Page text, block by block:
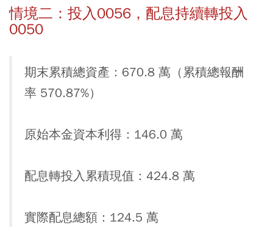
情境二：投入0056，配息持續轉投入
0050
期末累積總資產：670.8 萬（累積總報酬
率 570.87%）
原始本金資本利得：146.0 萬
配息轉投入累積現值：424.8 萬
實際配息總額：124.5 萬